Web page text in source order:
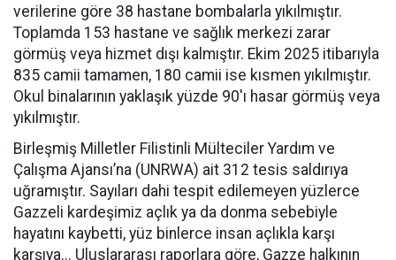
verilerine göre 38 hastane bombalarla yıkılmıştır.
Toplamda 153 hastane ve sağlık merkezi zarar
görmüş veya hizmet dışı kalmıştır. Ekim 2025 itibarıyla
835 camii tamamen, 180 camii ise kısmen yıkılmıştır.
Okul binalarının yaklaşık yüzde 90'ı hasar görmüş veya
yıkılmıştır.
Birleşmiş Milletler Filistinli Mülteciler Yardım ve
Çalışma Ajansı’na (UNRWA) ait 312 tesis saldırıya
uğramıştır. Sayıları dahi tespit edilemeyen yüzlerce
Gazzeli kardeşimiz açlık ya da donma sebebiyle
hayatını kaybetti, yüz binlerce insan açlıkla karşı
karşıya... Uluslararası raporlara göre, Gazze halkının